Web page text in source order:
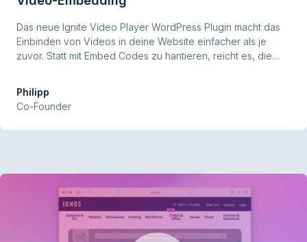
Das neue Ignite Video Player WordPress Plugin macht das
Einbinden von Videos in deine Website einfacher als je
zuvor. Statt mit Embed Codes zu hantieren, reicht es, die
Philipp
Co-Founder